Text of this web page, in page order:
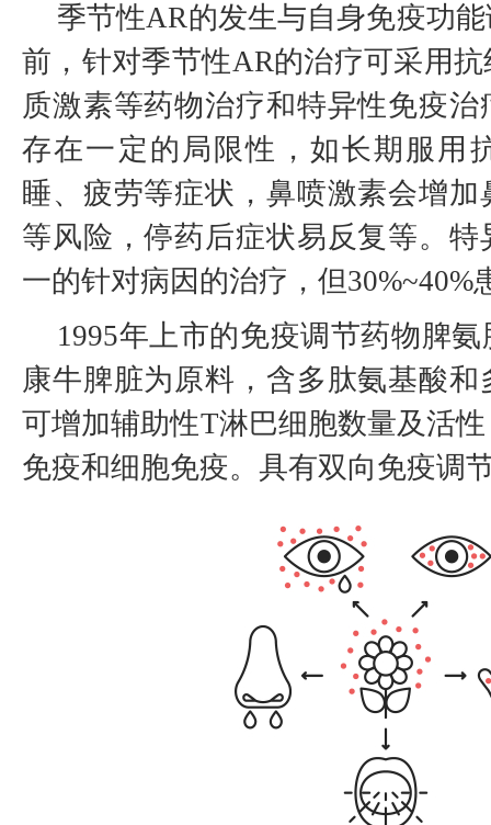
季节性AR的发生与自身免疫功
前，针对季节性AR的治疗可采用
质激素等药物治疗和特异性免疫
存在一定的局限性，如长期服用
睡、疲劳等症状，鼻喷激素会增
等风险，停药后症状易反复等。
一的针对病因的治疗，但30%~40%
1995年上市的免疫调节药物脾
康牛脾脏为原料，含多肽氨基酸
可增加辅助性T淋巴细胞数量及活
免疫和细胞免疫。具有双向免疫调